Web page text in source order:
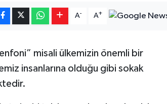
A- A+
misali ülkemizin önemli bir
insanlarına olduğu gibi sokak